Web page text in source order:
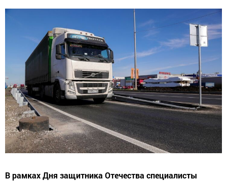
В рамках Дня защитника Отечества специалисты